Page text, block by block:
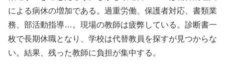
による病休の増加である。過重労働、保護者対応、書類業
務、部活動指導…。現場の教師は疲弊している。診断書一
枚で長期休職となり、学校は代替教員を探すが見つからな
い。結果、残った教師に負担が集中する。